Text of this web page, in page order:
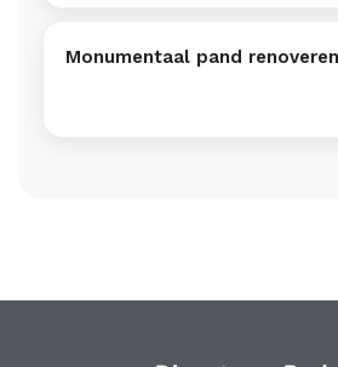
Monumentaal pand renoveren